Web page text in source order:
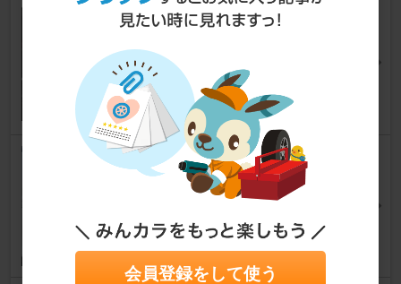
KTS / カインドテクノストラク
チャー ディープコーンステアリ
ング 32Φ
マークII
ru-inさん
WORK MEISTER S1
マークII
Taropyさん
会員登録をして使う